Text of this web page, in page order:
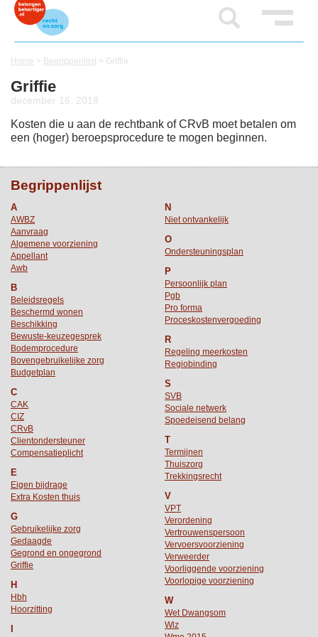
Home > Begrippenlijst > Griffie
Griffie
december 16, 2018
Kosten die u aan de rechtbank of CRvB moet betalen om
een (hoger) beroepsprocedure te mogen beginnen.
Begrippenlijst
A
AWBZ
Aanvraag
Algemene voorziening
Appellant
Awb
B
Beleidsregels
Beschermd wonen
Beschikking
Bewuste-keuzegesprek
Bodemprocedure
Bovengebruikelijke zorg
Budgetplan
C
CAK
CIZ
CRvB
Clientondersteuner
Compensatieplicht
E
Eigen bijdrage
Extra Kosten thuis
G
Gebruikelijke zorg
Gedaagde
Gegrond en ongegrond
Griffie
H
Hbh
Hoorzitting
I
N
Niet ontvankelijk
O
Ondersteuningsplan
P
Persoonlijk plan
Pgb
Pro forma
Proceskostenvergoeding
R
Regeling meerkosten
Regiobinding
S
SVB
Sociale netwerk
Spoedeisend belang
T
Termijnen
Thuiszorg
Trekkingsrecht
V
VPT
Verordening
Vertrouwenspersoon
Vervoersvoorziening
Verweerder
Voorliggende voorziening
Voorlopige voorziening
W
Wet Dwangsom
Wlz